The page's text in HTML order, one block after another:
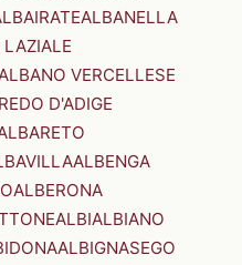
ALBANELLA
VERCELLESE
D'ADIGE
ALBENGA
ALBERONA
ALBIALBIANO
ALBIGNASEGO